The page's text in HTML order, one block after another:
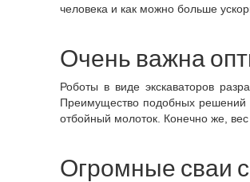
человека и как можно больше
Очень важна
Роботы в виде экскаваторов
Преимущество подобных решений
отбойный молоток. Конечно же,
Огромные сваи